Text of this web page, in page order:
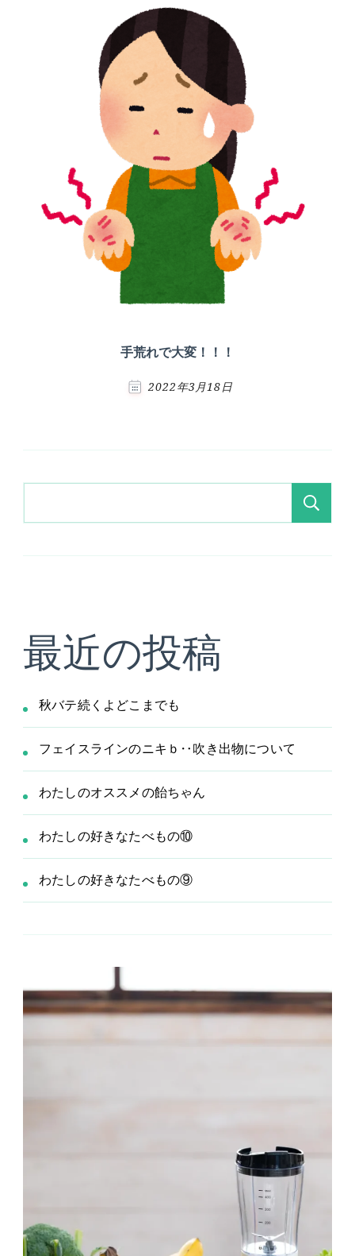
手荒れで大変！！！
2022年3月18日
索
最近の投稿
秋バテ続くよどこまでも
フェイスラインのニキｂ‥吹き出物について
わたしのオススメの飴ちゃん
わたしの好きなたべもの⑩
わたしの好きなたべもの⑨